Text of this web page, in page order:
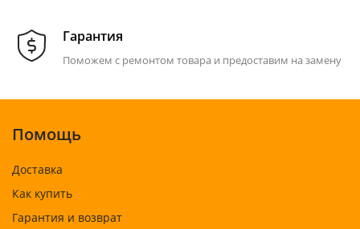
Гарантия
Поможем с ремонтом товара и предоставим на замену
Помощь
Доставка
Как купить
Гарантия и возврат